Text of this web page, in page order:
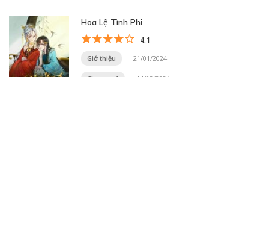
Hoa Lệ Tình Phi
4.1
Giớ thiệu 21/01/2024
Chương 1 14/03/2024